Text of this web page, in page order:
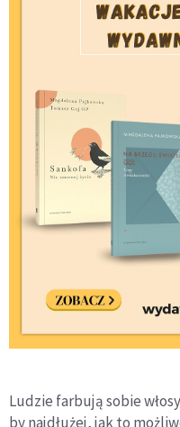
Ludzie farbują sobie
by najdłużej, jak to